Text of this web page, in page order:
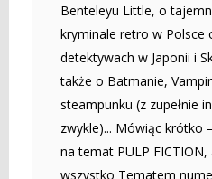
Benteleyu Little, o
kryminale retro w Polsce
detektywach w Japonii i
także o Batmanie,
steampunku (z zupełnie
zwykle)... Mówiąc krótko
na temat PULP
wszystko Tematem